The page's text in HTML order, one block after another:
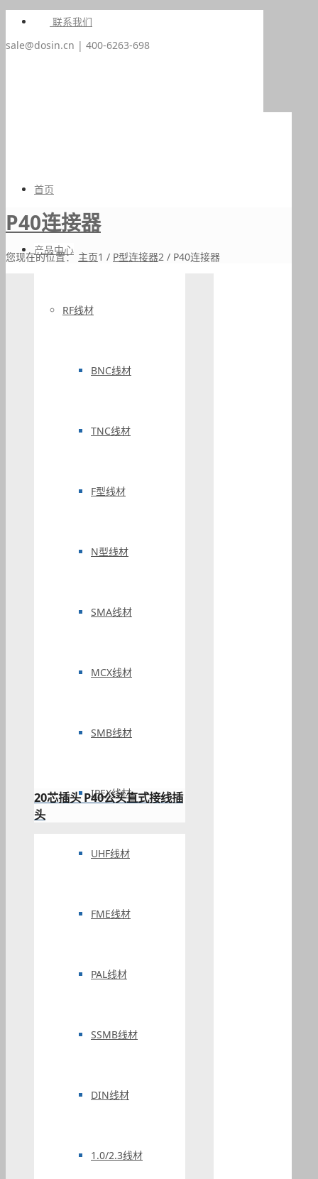
联系我们
sale@dosin.cn | 400-6263-698
首页
产品中心
RF线材
BNC线材
TNC线材
F型线材
N型线材
SMA线材
MCX线材
SMB线材
IPEX线材
UHF线材
FME线材
PAL线材
SSMB线材
DIN线材
1.0/2.3线材
P40连接器
您现在的位置： 主页1 / P型连接器2 / P40连接器
20芯插头 P40公头直式接线插
头